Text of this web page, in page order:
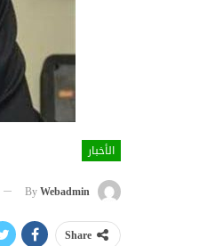
الأخبار
By Webadmin
Share